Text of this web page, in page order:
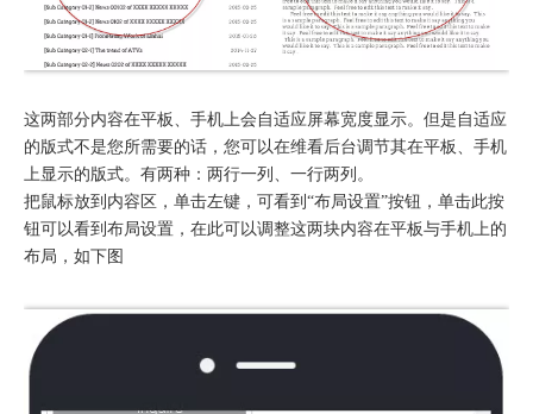
这两部分内容在平板、手机上会自适应屏幕宽度显示。但是自适应
的版式不是您所需要的话，您可以在维看后台调节其在平板、手机
上显示的版式。有两种：两行一列、一行两列。
把鼠标放到内容区，单击左键，可看到“布局设置”按钮，单击此按
钮可以看到布局设置，在此可以调整这两块内容在平板与手机上的
布局，如下图